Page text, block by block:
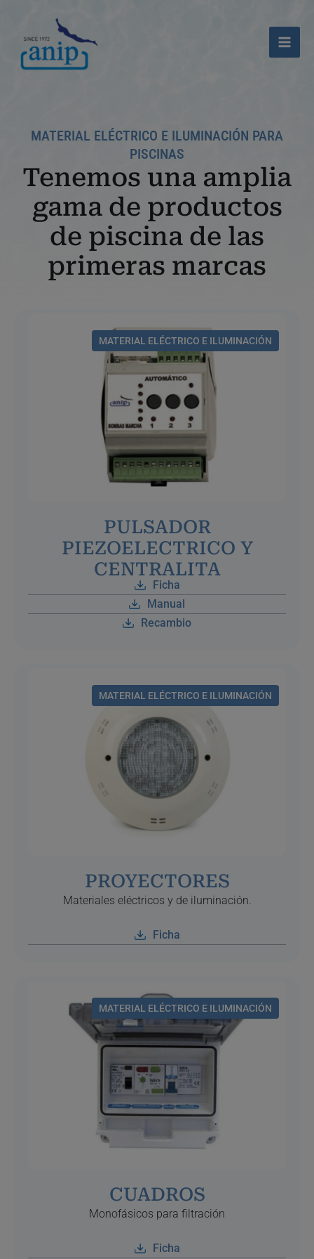
contenido
MATERIAL ELÉCTRICO E ILUMINACIÓN PARA
PISCINAS
Tenemos una amplia
gama de productos
de piscina de las
primeras marcas
MATERIAL ELÉCTRICO E ILUMINACIÓN
PULSADOR
PIEZOELECTRICO Y
CENTRALITA
Ficha
Manual
Recambio
MATERIAL ELÉCTRICO E ILUMINACIÓN
PROYECTORES
Materiales eléctricos y de iluminación.
Ficha
MATERIAL ELÉCTRICO E ILUMINACIÓN
CUADROS
Monofásicos para filtración
Ficha